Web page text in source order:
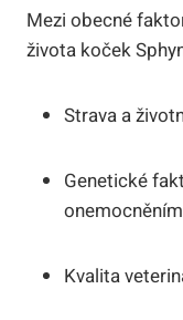
Mezi obecné
života koček
Strava a
Genetické
onemocněním
Kvalita